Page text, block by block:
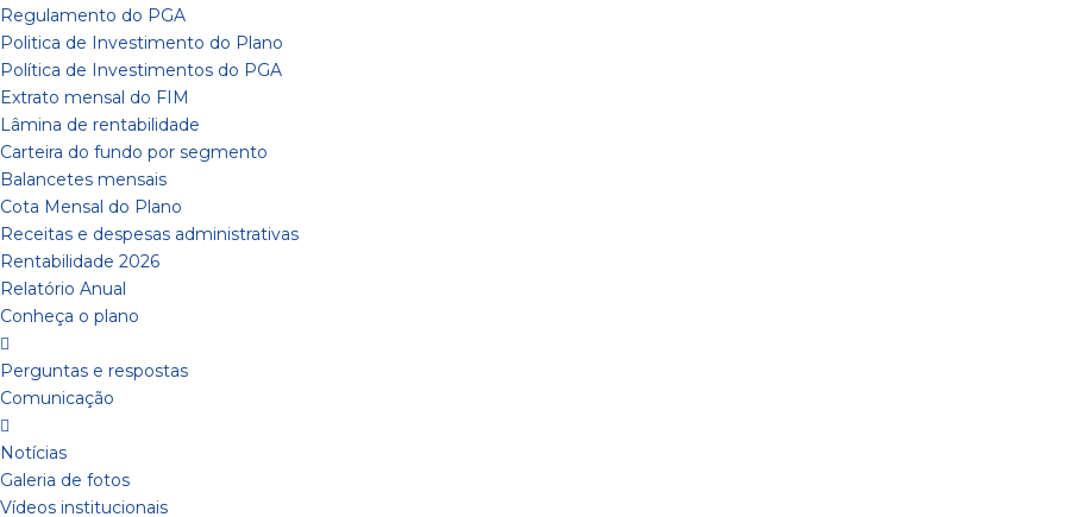
Regulamento do PGA
Politica de Investimento do Plano
Política de Investimentos do PGA
Extrato mensal do FIM
Lâmina de rentabilidade
Carteira do fundo por segmento
Balancetes mensais
Cota Mensal do Plano
Receitas e despesas administrativas
Rentabilidade 2026
Relatório Anual
Conheça o plano
Perguntas e respostas
Comunicação
Notícias
Galeria de fotos
Vídeos institucionais